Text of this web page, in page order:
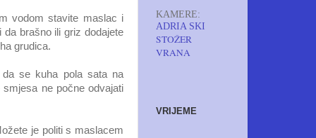
vodom stavite maslac i
brašno ili griz dodajete
grudica.
da se kuha pola sata na
ne počne odvajati
je politi s maslacem
KAMERE:
ADRIA SKI
STOŽER
VRANA
VRIJEME